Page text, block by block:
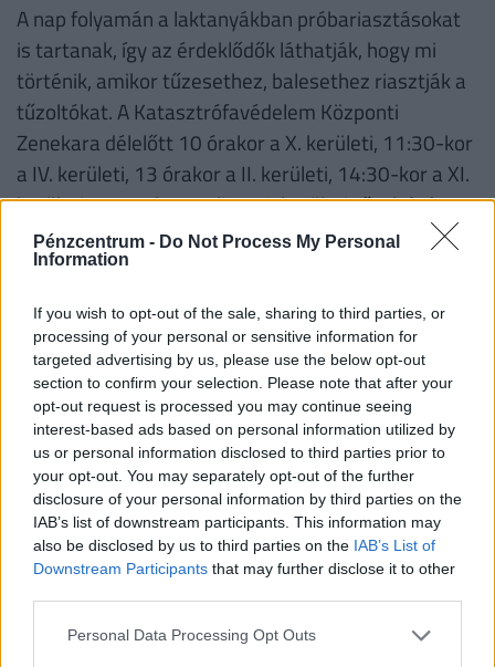
Pénzcentrum - Do Not Process My Personal
Information
If you wish to opt-out of the sale, sharing to third parties, or
processing of your personal or sensitive information for
targeted advertising by us, please use the below opt-out
section to confirm your selection. Please note that after your
opt-out request is processed you may continue seeing
interest-based ads based on personal information utilized by
us or personal information disclosed to third parties prior to
your opt-out. You may separately opt-out of the further
disclosure of your personal information by third parties on the
IAB’s list of downstream participants. This information may
also be disclosed by us to third parties on the IAB’s List of
Downstream Participants that may further disclose it to other
Personal Data Processing Opt Outs
A nap folyamán a laktanyákban próbariasztásokat
is tartanak, így az érdeklődők láthatják, hogy mi
történik, amikor tűzesethez, balesethez riasztják a
tűzoltókat. A Katasztrófavédelem Központi
Zenekara délelőtt 10 órakor a X. kerületi, 11:30-kor
a IV. kerületi, 13 órakor a II. kerületi, 14:30-kor a XI.
kerületi, 15:30-kor pedig az I. kerületi tűzoltóságon
lép fel. A laktanyák mellett a fővárosban a
Tűzoltóskanzen és a Katasztrófavédelem Központi
múzeumok, emlékszobák és kiállítóhelyek várják a
gyerekeket és felnőtteket, ahol játékos keretek
között szerezhetnek információkat a
katasztrófavédelem tevékenységéről, a tűzoltók
hétköznapjairól, és arról, mit tehetnek saját
biztonságuk érdekében. A résztvevő tűzoltóságok
listája aittérhető el.
Gyereknapi programokkal várja a
családokat a Nemzeti Színház